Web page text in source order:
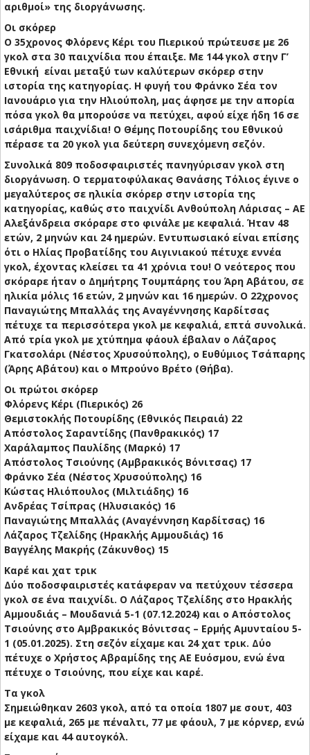
αριθμοί» της διοργάνωσης.
Οι σκόρερ
Ο 35χρονος Φλόρενς Κέρι του Πιερικού πρώτευσε με 26
γκολ στα 30 παιχνίδια που έπαιξε. Με 144 γκολ στην Γ’
Εθνική είναι μεταξύ των καλύτερων σκόρερ στην
ιστορία της κατηγορίας. Η φυγή του Φράνκο Σέα τον
Ιανουάριο για την Ηλιούπολη, μας άφησε με την απορία
πόσα γκολ θα μπορούσε να πετύχει, αφού είχε ήδη 16 σε
ισάριθμα παιχνίδια! Ο Θέμης Ποτουρίδης του Εθνικού
πέρασε τα 20 γκολ για δεύτερη συνεχόμενη σεζόν.
Συνολικά 809 ποδοσφαιριστές πανηγύρισαν γκολ στη
διοργάνωση. Ο τερματοφύλακας Θανάσης Τόλιος έγινε ο
μεγαλύτερος σε ηλικία σκόρερ στην ιστορία της
κατηγορίας, καθώς στο παιχνίδι Ανθούπολη Λάρισας – ΑΕ
Αλεξάνδρεια σκόραρε στο φινάλε με κεφαλιά. Ήταν 48
ετών, 2 μηνών και 24 ημερών. Εντυπωσιακό είναι επίσης
ότι ο Ηλίας Προβατίδης του Αιγινιακού πέτυχε εννέα
γκολ, έχοντας κλείσει τα 41 χρόνια του! Ο νεότερος που
σκόραρε ήταν ο Δημήτρης Τουμπάρης του Άρη Αβάτου, σε
ηλικία μόλις 16 ετών, 2 μηνών και 16 ημερών. Ο 22χρονος
Παναγιώτης Μπαλλάς της Αναγέννησης Καρδίτσας
πέτυχε τα περισσότερα γκολ με κεφαλιά, επτά συνολικά.
Από τρία γκολ με χτύπημα φάουλ έβαλαν ο Λάζαρος
Γκατσολάρι (Νέστος Χρυσούπολης), ο Ευθύμιος Τσάπαρης
(Άρης Αβάτου) και ο Μπρούνο Βρέτο (Θήβα).
Οι πρώτοι σκόρερ
Φλόρενς Κέρι (Πιερικός) 26
Θεμιστοκλής Ποτουρίδης (Εθνικός Πειραιά) 22
Απόστολος Σαραντίδης (Πανθρακικός) 17
Χαράλαμπος Παυλίδης (Μαρκό) 17
Απόστολος Τσιούνης (Αμβρακικός Βόνιτσας) 17
Φράνκο Σέα (Νέστος Χρυσούπολης) 16
Κώστας Ηλιόπουλος (Μιλτιάδης) 16
Ανδρέας Τσίπρας (Ηλυσιακός) 16
Παναγιώτης Μπαλλάς (Αναγέννηση Καρδίτσας) 16
Λάζαρος Τζελίδης (Ηρακλής Αμμουδιάς) 16
Βαγγέλης Μακρής (Ζάκυνθος) 15
Καρέ και χατ τρικ
Δύο ποδοσφαιριστές κατάφεραν να πετύχουν τέσσερα
γκολ σε ένα παιχνίδι. Ο Λάζαρος Τζελίδης στο Ηρακλής
Αμμουδιάς – Μουδανιά 5-1 (07.12.2024) και ο Απόστολος
Τσιούνης στο Αμβρακικός Βόνιτσας – Ερμής Αμυνταίου 5-
1 (05.01.2025). Στη σεζόν είχαμε και 24 χατ τρικ. Δύο
πέτυχε ο Χρήστος Αβραμίδης της ΑΕ Ευόσμου, ενώ ένα
πέτυχε ο Τσιούνης, που είχε και καρέ.
Τα γκολ
Σημειώθηκαν 2603 γκολ, από τα οποία 1807 με σουτ, 403
με κεφαλιά, 265 με πέναλτι, 77 με φάουλ, 7 με κόρνερ, ενώ
είχαμε και 44 αυτογκόλ.